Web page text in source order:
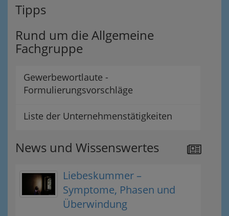
Tipps
Rund um die Allgemeine
Fachgruppe
Gewerbewortlaute -
Formulierungsvorschläge
Liste der Unternehmenstätigkeiten
News und Wissenswertes
Liebeskummer –
Symptome, Phasen und
Überwindung